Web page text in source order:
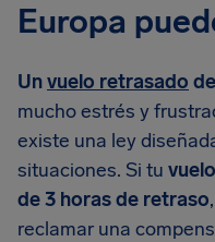
Europa
Unvuelo retrasado
mucho estrés y
existe una ley
situaciones. Si tu
de 3 horas de retraso
reclamar una